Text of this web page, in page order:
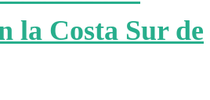
la Costa Sur de